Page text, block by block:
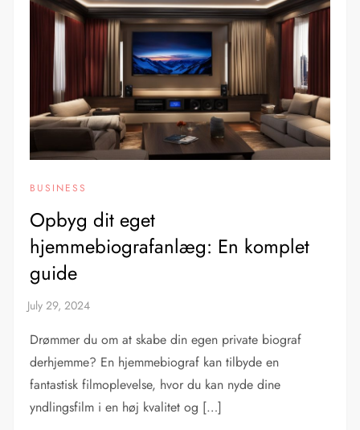
BUSINESS
Opbyg dit eget
hjemmebiografanlæg: En komplet
guide
Drømmer du om at skabe din egen private biograf
derhjemme? En hjemmebiograf kan tilbyde en
fantastisk filmoplevelse, hvor du kan nyde dine
yndlingsfilm i en høj kvalitet og […]